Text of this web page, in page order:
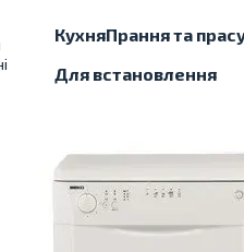
КухняПрання та
Для встановлення